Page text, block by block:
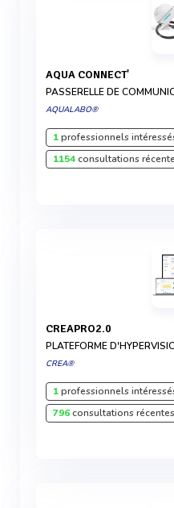
AQUA CONNECT'
PASSERELLE DE
AQUALABO®
1professionnels
1154consultations
CREAPRO2.0
PLATEFORME
CREA®
1professionnels
796consultations récentes